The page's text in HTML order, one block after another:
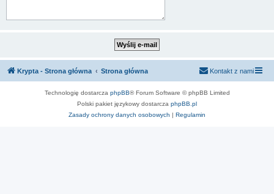
Krypta - Strona główna Strona główna Kontakt z nami
Technologię dostarcza phpBB® Forum Software © phpBB Limited
Polski pakiet językowy dostarcza phpBB.pl
Zasady ochrony danych osobowych | Regulamin